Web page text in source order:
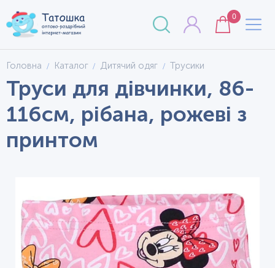
0
Головна Каталог Дитячий одяг Трусики
Труси для дівчинки, 86-
116см, рібана, рожеві з
принтом